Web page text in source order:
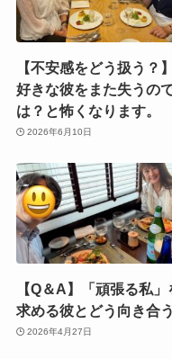
【不安感をどう扱う？
好きな彼をまた失うの
は？と怖くなります。
2026年6月10日
【Q＆A】「頑張る私」
求める彼とどう向き合
2026年4月27日